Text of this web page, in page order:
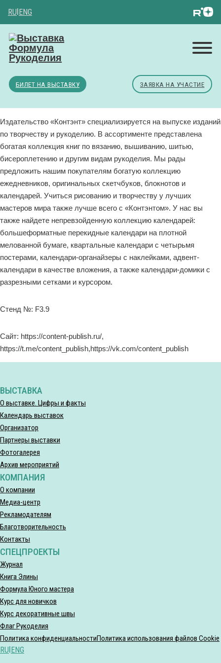
RU|ENG
БИЛЕТ НА ВЫСТАВКУ ЗАЯВКА НА УЧАСТИЕ
Издательство «Контэнт» специализируется на выпуске изданий
по творчеству и рукоделию. В ассортименте представлена
богатая коллекция книг по вязанию, вышиванию, шитью,
бисероплетению и другим видам рукоделия. Мы рады
предложить нашим покупателям богатую коллекцию
ежедневников, оригинальных скетчбуков, блокнотов и
календарей. Учиться рисованию и творчеству у лучших
мастеров мира также лучше всего с «Контэнтом». У нас вы
также найдете непревзойденную коллекцию календарей:
большеформатные перекидные календари на плотной
мелованной бумаге, квартальные календари с четырьмя
постерами, календари-органайзеры с наклейками, адвент-
календари в качестве вложения, а также календари-домики с
разрезными сетками и курсором.
Стенд №: F3.9
Сайт: https://content-publish.ru/,
https://t.me/content_publish,https://vk.com/content_publish
ВЫСТАВКА
О выставке. Цифры и факты
Календарь выставок
Организатор
Партнеры выставки
Фотогалерея
Архив мероприятий
КОМПАНИЯ
О компании
Медиа-центр
Рекламодателям
Благотворительность
Контакты
СПЕЦПРОЕКТЫ
Журнал
Книга Элины
Формула Юного мастера
Курс для новичков
Курс декоративные швы
Флаг Рукоделия
Политика конфиденциальностиПолитика использования файлов Cookie
RU ENG